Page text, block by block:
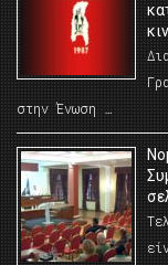
στην Ένωση …